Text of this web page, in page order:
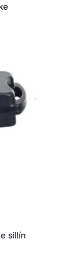
sillín